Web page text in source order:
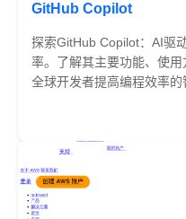
GitHub Copilot
探索GitHub Copilot：AI驱
率。了解其主要功能、使
全球开发者提高编程效率的